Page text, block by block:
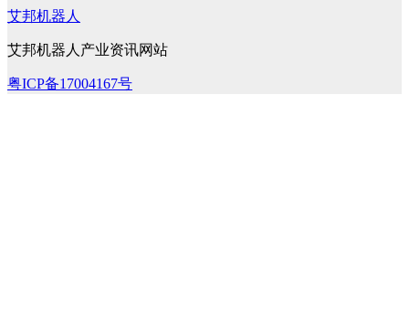
艾邦机器人
艾邦机器人产业资讯网站
粤ICP备17004167号